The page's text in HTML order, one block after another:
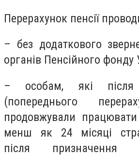
Перерахунок пенсії
– без додаткового
органів Пенсійного фонду
– особам, які після
(попереднього
продовжували
менш як 24 місяці
після призначення